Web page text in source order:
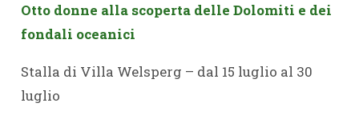
Otto donne alla scoperta delle Dolomiti e dei
fondali oceanici
Stalla di Villa Welsperg – dal 15 luglio al 30
luglio